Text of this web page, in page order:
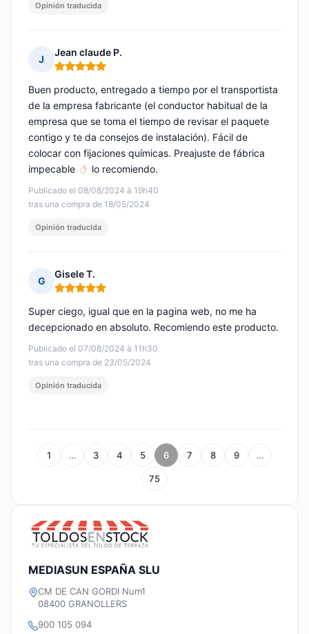
Opinión traducida
J
Jean claude P.
Nota: 5 de 5
Publicado el 08/08/2024 à 19h40
tras una compra de 18/05/2024
Buen producto, entregado a tiempo por el transportista
de la empresa fabricante (el conductor habitual de la
empresa que se toma el tiempo de revisar el paquete
contigo y te da consejos de instalación). Fácil de
colocar con fijaciones químicas. Preajuste de fábrica
impecable
lo recomiendo.
Opinión traducida
G
Gisele T.
Nota: 5 de 5
Publicado el 07/08/2024 à 11h30
tras una compra de 23/05/2024
Super ciego, igual que en la pagina web, no me ha
decepcionado en absoluto. Recomiendo este producto.
Opinión traducida
1 … 3 4 5 6 7 8 9 …
75
MEDIASUN ESPAÑA SLU
CM DE CAN GORDI Num1
08400 GRANOLLERS
900 105 094